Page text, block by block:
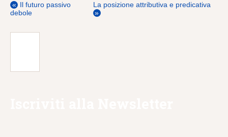
« Il futuro passivo
debole
La posizione attributiva e predicativa
»